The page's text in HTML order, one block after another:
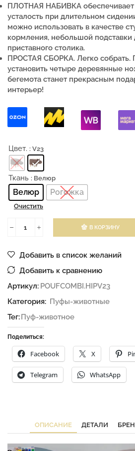
ПЛОТНАЯ НАБИВКА обеспечивает
усталость при длительном
можно использовать в качестве
кормления, небольшой подставки
приставного столика.
ПРОСТАЯ СБОРКА. Легко собрать.
установить четыре деревянные
бегемота станет прекрасным
интерьер!
Цвет. : V23
Ткань : Велюр
Велюр Рогожка
Очистить
В КОРЗИНУ
Добавить в список желаний
Добавить к сравнению
Артикул: POUFCOMBI.HIPV23
Категория: Пуфы-животные
Тег:Пуф-животное
Поделиться:
Facebook X
Telegram WhatsApp
ОПИСАНИЕ ДЕТАЛИ